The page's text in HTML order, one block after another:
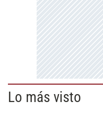
Lo más visto